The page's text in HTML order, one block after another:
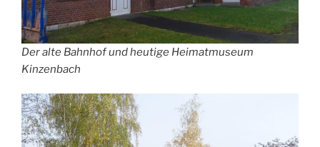
Der alte Bahnhof und heutige Heimatmuseum
Kinzenbach